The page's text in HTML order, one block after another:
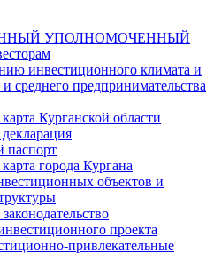
УПОЛНОМОЧЕННЫЙ
инвестиционного климата и
среднего предпринимательства
Курганской области
паспорт
города Кургана
объектов и
проекта
привлекательные